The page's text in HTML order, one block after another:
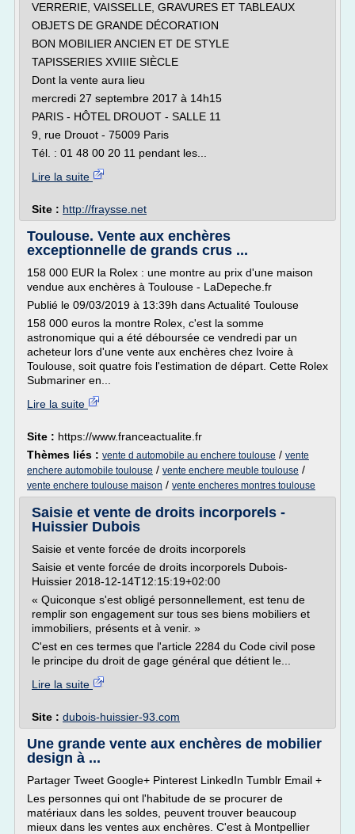
VERRERIE, VAISSELLE, GRAVURES ET TABLEAUX
OBJETS DE GRANDE DÉCORATION
BON MOBILIER ANCIEN ET DE STYLE
TAPISSERIES XVIIIE SIÈCLE
Dont la vente aura lieu
mercredi 27 septembre 2017 à 14h15
PARIS - HÔTEL DROUOT - SALLE 11
9, rue Drouot - 75009 Paris
Tél. : 01 48 00 20 11 pendant les...
Lire la suite
Site : http://fraysse.net
Toulouse. Vente aux enchères
exceptionnelle de grands crus ...
158 000 EUR la Rolex : une montre au prix d'une maison
vendue aux enchères à Toulouse - LaDepeche.fr
Publié le 09/03/2019 à 13:39h dans Actualité Toulouse
158 000 euros la montre Rolex, c'est la somme
astronomique qui a été déboursée ce vendredi par un
acheteur lors d'une vente aux enchères chez Ivoire à
Toulouse, soit quatre fois l'estimation de départ. Cette Rolex
Submariner en...
Lire la suite
Site : https://www.franceactualite.fr
Thèmes liés : vente d automobile au enchere toulouse / vente
enchere automobile toulouse / vente enchere meuble toulouse /
vente enchere toulouse maison / vente encheres montres toulouse
Saisie et vente de droits incorporels -
Huissier Dubois
Saisie et vente forcée de droits incorporels
Saisie et vente forcée de droits incorporels Dubois-
Huissier 2018-12-14T12:15:19+02:00
« Quiconque s'est obligé personnellement, est tenu de
remplir son engagement sur tous ses biens mobiliers et
immobiliers, présents et à venir. »
C'est en ces termes que l'article 2284 du Code civil pose
le principe du droit de gage général que détient le...
Lire la suite
Site : dubois-huissier-93.com
Une grande vente aux enchères de mobilier
design à ...
Partager Tweet Google+ Pinterest LinkedIn Tumblr Email +
Les personnes qui ont l'habitude de se procurer de
matériaux dans les soldes, peuvent trouver beaucoup
mieux dans les ventes aux enchères. C'est à Montpellier